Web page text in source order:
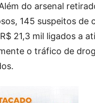
do arsenal
145 suspeitos de
21,3 mil ligados a
o tráfico de